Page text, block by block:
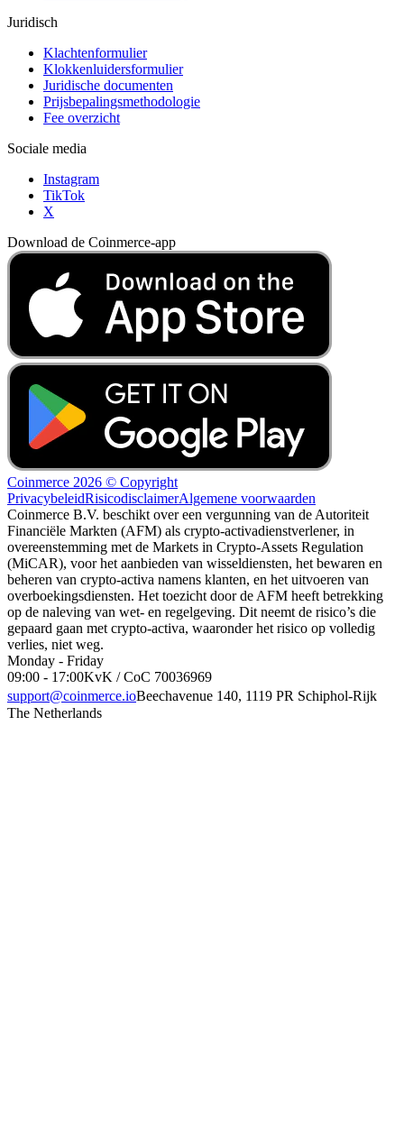
Juridisch
Klachtenformulier
Klokkenluidersformulier
Juridische documenten
Prijsbepalingsmethodologie
Fee overzicht
Sociale media
Instagram
TikTok
X
Download de Coinmerce-app
Coinmerce 2026 © Copyright
PrivacybeleidRisicodisclaimerAlgemene voorwaarden
Coinmerce B.V. beschikt over een vergunning van de Autoriteit
Financiële Markten (AFM) als crypto-activadienstverlener, in
overeenstemming met de Markets in Crypto-Assets Regulation
(MiCAR), voor het aanbieden van wisseldiensten, het bewaren en
beheren van crypto-activa namens klanten, en het uitvoeren van
overboekingsdiensten. Het toezicht door de AFM heeft betrekking
op de naleving van wet- en regelgeving. Dit neemt de risico’s die
gepaard gaan met crypto-activa, waaronder het risico op volledig
verlies, niet weg.
Monday - Friday
09:00 - 17:00KvK / CoC 70036969
support@coinmerce.ioBeechavenue 140, 1119 PR Schiphol-Rijk
The Netherlands